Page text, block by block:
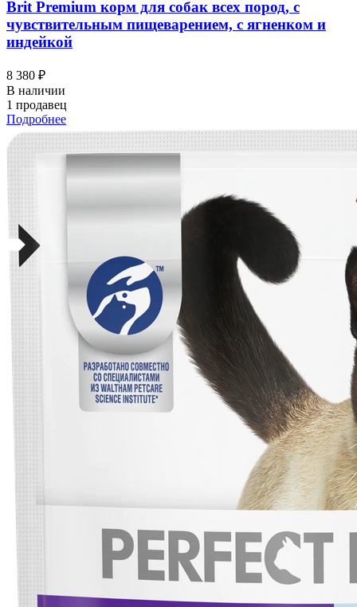
Brit Premium корм для собак всех пород, с
чувствительным пищеварением, с ягненком и
индейкой
8 380 ₽
В наличии
1 продавец
Подробнее